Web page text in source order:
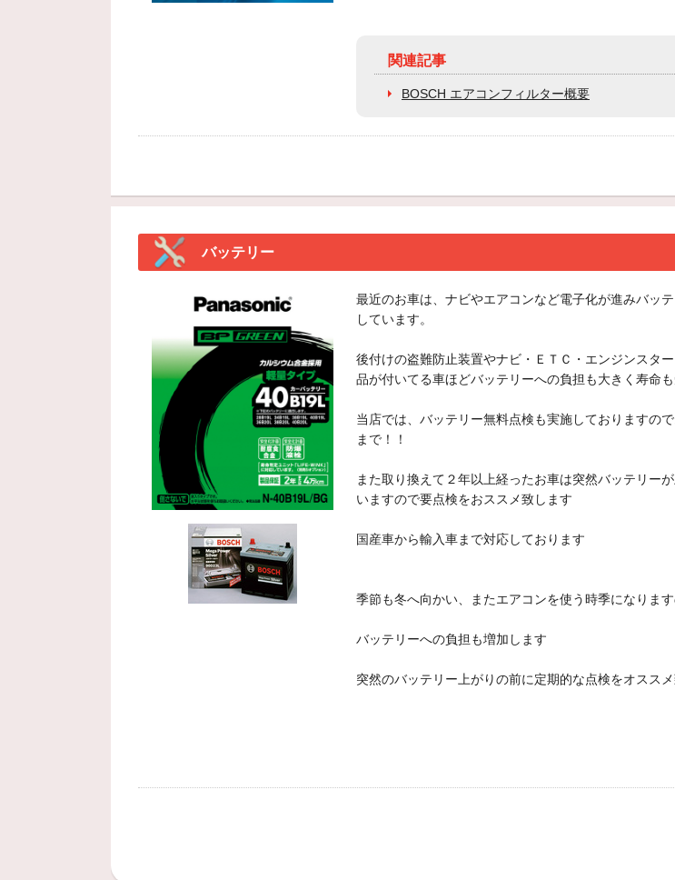
関連記事
BOSCH エアコンフィルター概要
バッテリー
最近のお車は、ナビやエアコンなど電子化が進みバッ
しています。
後付けの盗難防止装置やナビ・ＥＴＣ・エンジンスタ
品が付いてる車ほどバッテリーへの負担も大きく寿命
当店では、バッテリー無料点検も実施しておりますの
まで！！
また取り換えて２年以上経ったお車は突然バッテリー
いますので要点検をおススメ致します
国産車から輸入車まで対応しております
季節も冬へ向かい、またエアコンを使う時季になりま
バッテリーへの負担も増加します
突然のバッテリー上がりの前に定期的な点検をオスス